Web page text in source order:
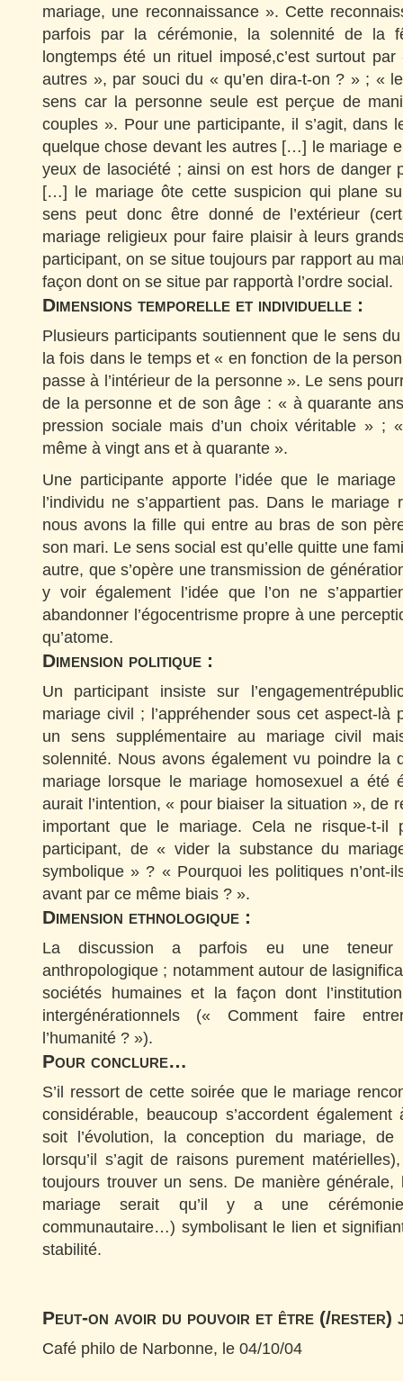
mariage, une reconnaissance ». Cette
parfois par la cérémonie, la solennité de la
longtemps été un rituel imposé,c’est surtout
autres », par souci du « qu’en dira-t-on ? » ; «
sens car la personne seule est perçue de
couples ». Pour une participante, il s’agit, dans
quelque chose devant les autres […] le mariage
yeux de lasociété ; ainsi on est hors de danger
[…] le mariage ôte cette suspicion qui plane
sens peut donc être donné de l’extérieur
mariage religieux pour faire plaisir à leurs
participant, on se situe toujours par rapport au
façon dont on se situe par rapportà l’ordre social.
Dimensions temporelle et individuelle :
Plusieurs participants soutiennent que le sens
la fois dans le temps et « en fonction de la
passe à l’intérieur de la personne ». Le sens
de la personne et de son âge : « à quarante
pression sociale mais d’un choix véritable » ;
même à vingt ans et à quarante ».
Une participante apporte l’idée que le
l’individu ne s’appartient pas. Dans le mariage
nous avons la fille qui entre au bras de son
son mari. Le sens social est qu’elle quitte une
autre, que s’opère une transmission de
y voir également l’idée que l’on ne
abandonner l’égocentrisme propre à une
qu’atome.
Dimension politique :
Un participant insiste sur
mariage civil ; l’appréhender sous cet aspect-là
un sens supplémentaire au mariage civil
solennité. Nous avons également vu poindre la
mariage lorsque le mariage homosexuel a été
aurait l’intention, « pour biaiser la situation », de
important que le mariage. Cela ne risque-t-il
participant, de « vider la substance du
symbolique » ? « Pourquoi les politiques n’ont-
avant par ce même biais ? ».
Dimension ethnologique :
La discussion a parfois eu une teneur
anthropologique ; notamment autour de
sociétés humaines et la façon dont
intergénérationnels (« Comment faire
l’humanité ? »).
Pour conclure…
S’il ressort de cette soirée que le mariage
considérable, beaucoup s’accordent
soit l’évolution, la conception du mariage, de
lorsqu’il s’agit de raisons purement
toujours trouver un sens. De manière
mariage serait qu’il y a une
communautaire…) symbolisant le lien et
stabilité.
Peut-on avoir du pouvoir et être (/rester)
Café philo de Narbonne, le 04/10/04